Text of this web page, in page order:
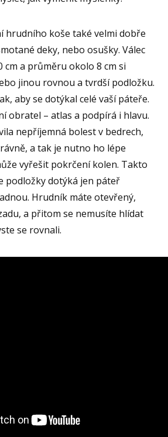
hrudního koše také velmi dobře
deky, nebo osušky. Válec
cm a průměru okolo 8 cm si
jinou rovnou a tvrdší podložku.
aby se dotýkal celé vaší páteře.
obratel – atlas a podpírá i hlavu.
nepříjemná bolest v bedrech,
a tak je nutno ho lépe
vyřešit pokrčení kolen. Takto
podložky dotýká jen páteř
Hrudník máte otevřený,
a přitom se nemusíte hlídat
se rovnali.